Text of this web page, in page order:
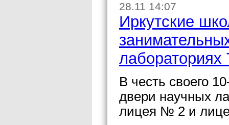
28.11 14:07
Иркутские
В честь своего
двери научных
лицея № 2 и